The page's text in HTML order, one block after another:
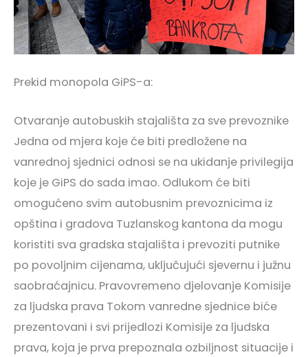
Prekid monopola GiPS-a:
Otvaranje autobuskih stajališta za sve prevoznike
Jedna od mjera koje će biti predložene na
vanrednoj sjednici odnosi se na ukidanje privilegija
koje je GiPS do sada imao. Odlukom će biti
omogućeno svim autobusnim prevoznicima iz
opština i gradova Tuzlanskog kantona da mogu
koristiti sva gradska stajališta i prevoziti putnike
po povoljnim cijenama, uključujući sjevernu i južnu
saobraćajnicu. Pravovremeno djelovanje Komisije
za ljudska prava Tokom vanredne sjednice biće
prezentovani i svi prijedlozi Komisije za ljudska
prava, koja je prva prepoznala ozbiljnost situacije i